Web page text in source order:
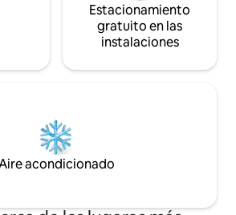
Estacionamiento
gratuito en las
instalaciones
acondicionado